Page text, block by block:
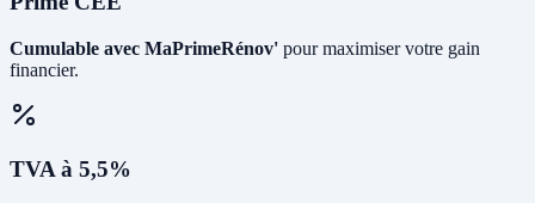
Cumulable avec MaPrimeRénov' pour maximiser votre gain
financier.
TVA à 5,5%